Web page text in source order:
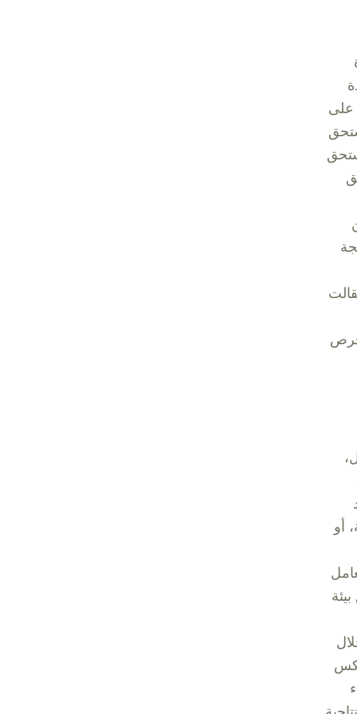
على
حرص
أو